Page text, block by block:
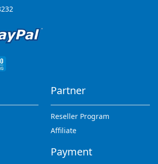
Partner
Reseller Program
Affiliate
Payment